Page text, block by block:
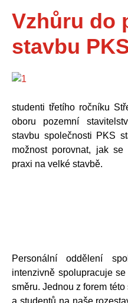
Vzhůru do
stavbu
studenti třetího ročníku
oboru pozemní
stavbu společnosti PKS
možnost porovnat, jak
praxi na velké stavbě.
Personální oddělení
intenzivně spolupracuje
směru. Jednou z forem